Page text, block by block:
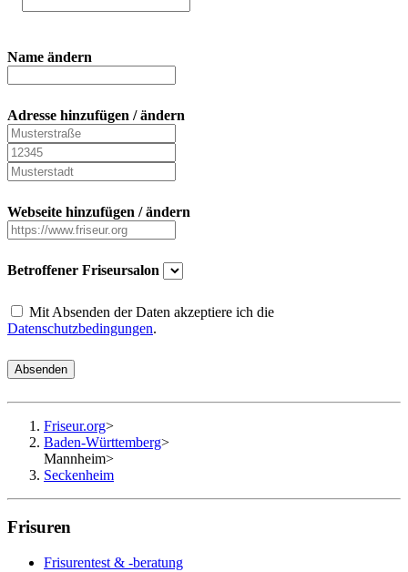
Name ändern
Adresse hinzufügen / ändern
Webseite hinzufügen / ändern
Betroffener Friseursalon
Mit Absenden der Daten akzeptiere ich die
Datenschutzbedingungen.
Absenden
Friseur.org>
Baden-Württemberg>
Mannheim>
Seckenheim
Frisuren
Frisurentest & -beratung